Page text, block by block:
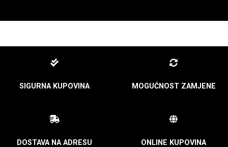
SIGURNA KUPOVINA MOGUĆNOST ZAMJENE
DOSTAVA NA ADRESU ONLINE KUPOVINA